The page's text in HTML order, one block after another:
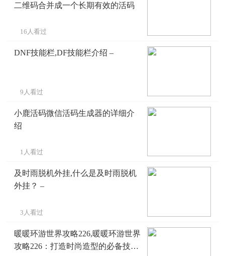
二维码合并成一个长期有效的活码
16人看过
DNF技能栏,DF技能栏介绍 –
9人看过
小鹿活码微信活码生成器的详细介
绍
1人看过
及时雨脱机外挂,什么是及时雨脱机
外挂？ –
3人看过
暖暖环游世界攻略226,暖暖环游世界
攻略226：打造时尚造型的必备技巧